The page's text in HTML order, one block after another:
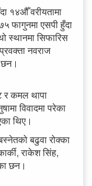
१४औँ वरीयतामा
फागुनमा एसपी हुँदा
स्थानमा सिफारिस
नवराज
छन।
र कमल थापा
विवादमा परेका
थिए।
बढुवा रोक्का
राकेश सिंह,
छन।